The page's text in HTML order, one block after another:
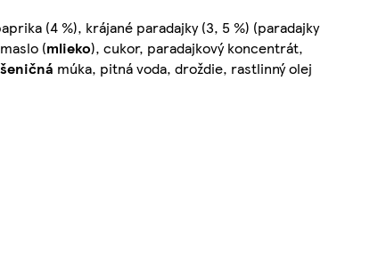
(4 %), krájané paradajky (3, 5 %) (paradajky
(mlieko), cukor, paradajkový koncentrát,
múka, pitná voda, droždie, rastlinný olej